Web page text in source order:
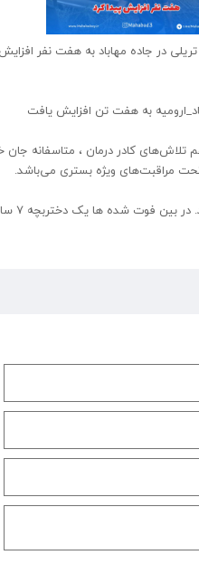
در جاده مهاباد به هفت نفر
به هفت تن افزایش یافت
تلاش‌های کادر درمان ، متاسفانه
مراقبت‌های ویژه بستری می‌باشد.
7 ساله و دو پسر نوجوان 16 و 17 ساله وجود دارد